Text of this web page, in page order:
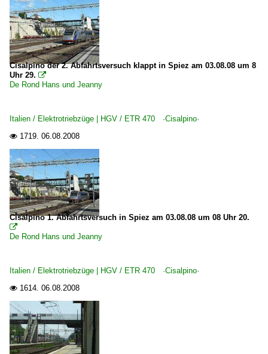
Cisalpino der 2. Abfahrtsversuch klappt in Spiez am 03.08.08 um 8
Uhr 29. 
De Rond Hans und Jeanny
Italien / Elektrotriebzüge | HGV / ETR 470 ·Cisalpino·
 1719. 06.08.2008
Cisalpino 1. Abfahrtsversuch in Spiez am 03.08.08 um 08 Uhr 20.

De Rond Hans und Jeanny
Italien / Elektrotriebzüge | HGV / ETR 470 ·Cisalpino·
 1614. 06.08.2008